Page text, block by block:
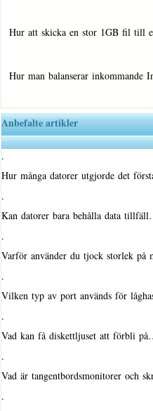
Hur att skicka en stor 1GB fil till
Hur man balanserar inkommande
Anbefalte artikler
·
Hur många datorer utgjorde det
·
Kan datorer bara behålla data
·
Varför använder du tjock storlek på
·
Vilken typ av port används för
·
Vad kan få diskettljuset att förbli
·
Vad är tangentbordsmonitorer och
·